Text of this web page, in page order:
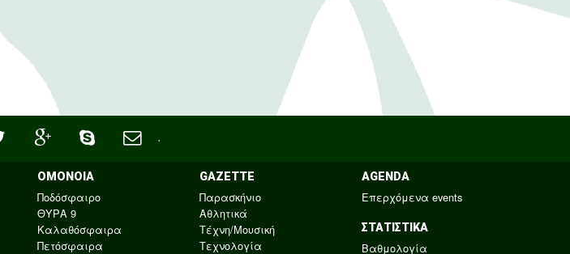
·
ΟΜΟΝΟΙΑ
Ποδόσφαιρο
ΘΥΡΑ 9
Καλαθόσφαιρα
Πετόσφαιρα
GAZETTE
Παρασκήνιο
Αθλητικά
Τέχνη/Μουσική
Τεχνολογία
AGENDA
Επερχόμενα events
ΣΤΑΤΙΣΤΙΚΑ
Βαθμολογία